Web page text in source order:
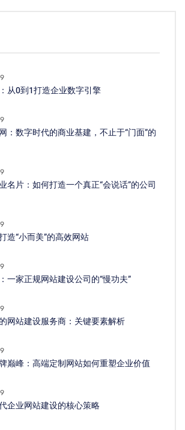
从0到1打造企业数字引擎
：数字时代的商业基建，不止于“门面”的
名片：如何打造一个真正“会说话”的公司
造“小而美”的高效网站
一家正规网站建设公司的“慢功夫”
网站建设服务商：关键要素解析
巅峰：高端定制网站如何重塑企业价值
企业网站建设的核心策略